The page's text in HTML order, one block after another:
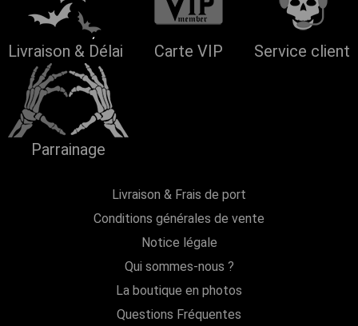
Livraison & Délai Carte VIP Service client
Parrainage
Livraison & Frais de port
Conditions générales de vente
Notice légale
Qui sommes-nous ?
La boutique en photos
Questions Fréquentes